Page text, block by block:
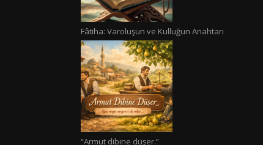
Fâtiha: Varoluşun ve Kulluğun Anahtarı
“Armut dibine düşer.”